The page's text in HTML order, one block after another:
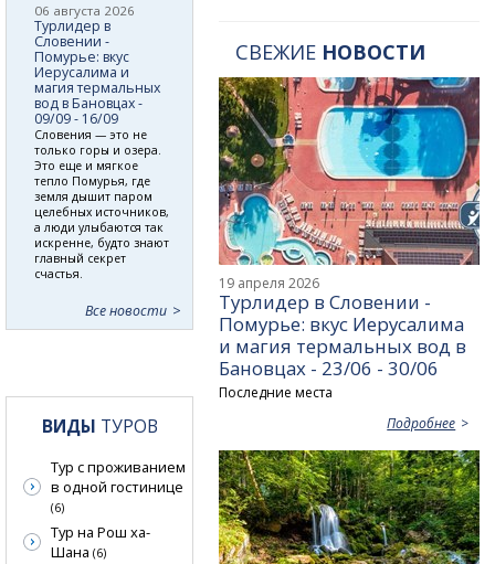
СВЕЖИЕ НОВОСТИ
19 апреля 2026
Турлидер в Словении -
Помурье: вкус Иерусалима
и магия термальных вод в
Бановцах - 23/06 - 30/06
Последние места
Подробнее
06 августа 2026
Турлидер в
Словении -
Помурье: вкус
Иерусалима и
магия термальных
вод в Бановцах -
09/09 - 16/09
Словения — это не
только горы и озера.
Это еще и мягкое
тепло Помурья, где
земля дышит паром
целебных источников,
а люди улыбаются так
искренне, будто знают
главный секрет
счастья.
Все новости
ВИДЫ ТУРОВ
Тур с проживанием
в одной гостинице
(6)
Тур на Рош ха-
Шана (6)